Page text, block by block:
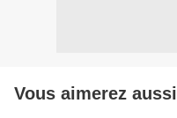
Vous aimerez aussi